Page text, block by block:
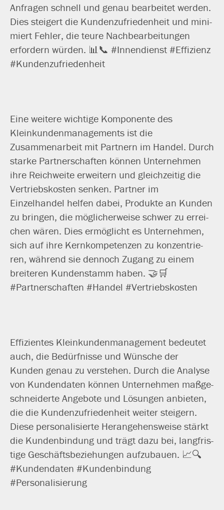
Anfragen schnell und genau bear­bei­tet wer­den.
Dies stei­gert die Kundenzufriedenheit und mini­
miert Fehler, die teu­re Nachbearbeitungen
erfor­dern wür­den. 📊📞 #Innendienst #Effizienz
#Kundenzufriedenheit
Eine wei­te­re wich­ti­ge Komponente des
Kleinkundenmanagements ist die
Zusammenarbeit mit Partnern im Handel. Durch
star­ke Partnerschaften kön­nen Unternehmen
ihre Reichweite erwei­tern und gleich­zei­tig die
Vertriebskosten sen­ken. Partner im
Einzelhandel hel­fen dabei, Produkte an Kunden
zu brin­gen, die mög­li­cher­wei­se schwer zu errei­
chen wären. Dies ermög­licht es Unternehmen,
sich auf ihre Kernkompetenzen zu kon­zen­trie­
ren, wäh­rend sie den­noch Zugang zu einem
brei­te­ren Kundenstamm haben. 🤝🛒
#Partnerschaften #Handel #Vertriebskosten
Effizientes Kleinkundenmanagement bedeu­tet
auch, die Bedürfnisse und Wünsche der
Kunden genau zu ver­ste­hen. Durch die Analyse
von Kundendaten kön­nen Unternehmen maß­ge­
schnei­der­te Angebote und Lösungen anbie­ten,
die die Kundenzufriedenheit wei­ter stei­gern.
Diese per­so­na­li­sier­te Herangehensweise stärkt
die Kundenbindung und trägt dazu bei, lang­fris­
ti­ge Geschäftsbeziehungen auf­zu­bau­en. 📈🔍
#Kundendaten #Kundenbindung
#Personalisierung